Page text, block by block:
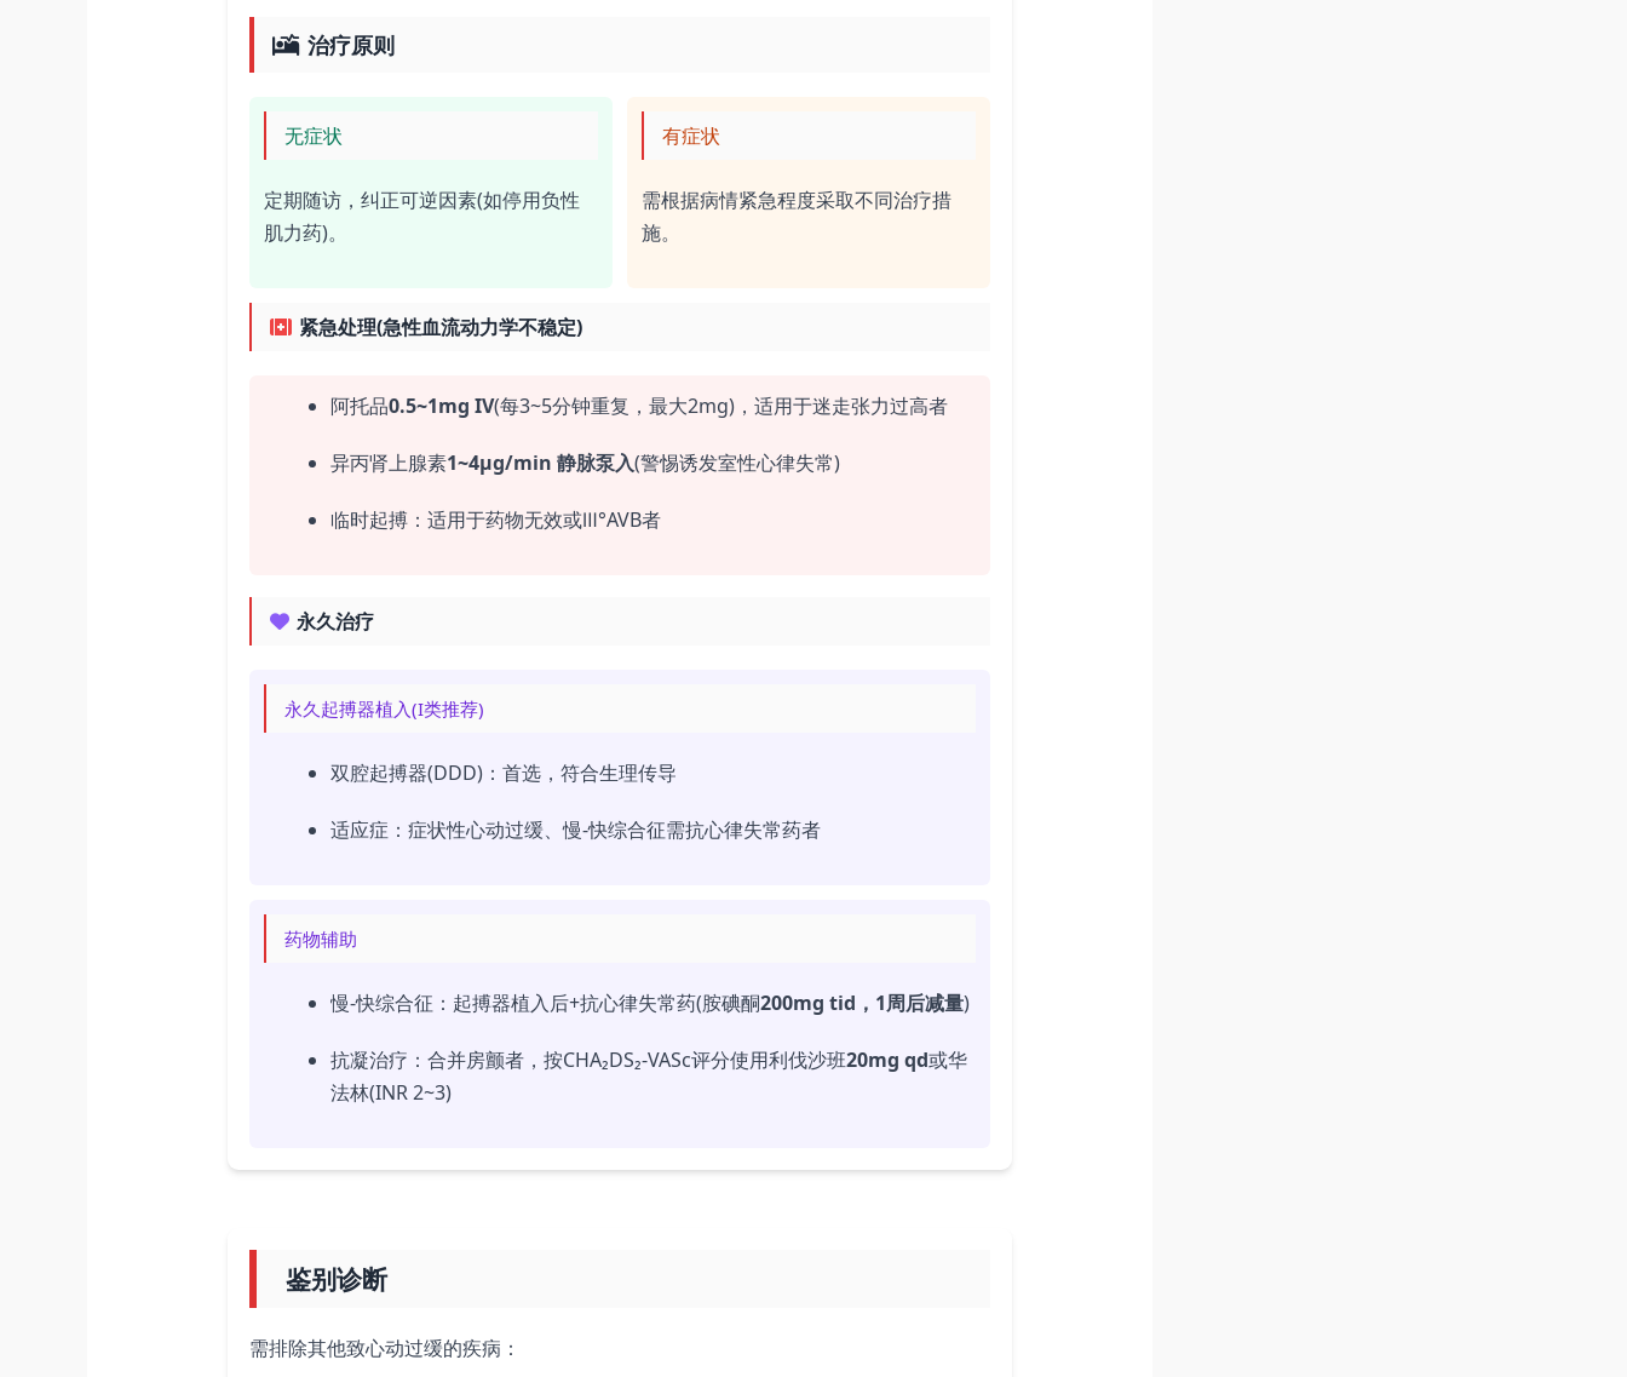
治疗原则
无症状
定期随访，纠正可逆因素(如停用负性
肌力药)。
有症状
需根据病情紧急程度采取不同治疗措
施。
紧急处理(急性血流动力学不稳定)
阿托品0.5~1mg IV(每3~5分钟重复，最大2mg)，适用于迷走张力过高者
异丙肾上腺素1~4μg/min 静脉泵入(警惕诱发室性心律失常)
临时起搏：适用于药物无效或Ⅲ°AVB者
永久治疗
永久起搏器植入(I类推荐)
双腔起搏器(DDD)：首选，符合生理传导
适应症：症状性心动过缓、慢-快综合征需抗心律失常药者
药物辅助
慢-快综合征：起搏器植入后+抗心律失常药(胺碘酮200mg tid，1周后减量)
抗凝治疗：合并房颤者，按CHA₂DS₂-VASc评分使用利伐沙班20mg qd或华
法林(INR 2~3)
鉴别诊断
需排除其他致心动过缓的疾病：